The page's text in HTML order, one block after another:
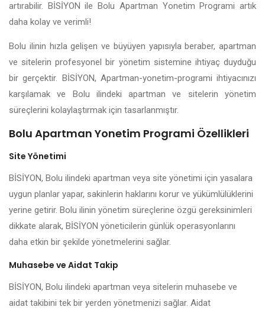
artırabilir. BİSİYON ile Bolu Apartman Yonetim Programi artık
daha kolay ve verimli!
Bolu ilinin hızla gelişen ve büyüyen yapısıyla beraber, apartman
ve sitelerin profesyonel bir yönetim sistemine ihtiyaç duyduğu
bir gerçektir. BİSİYON, Apartman-yonetim-programi ihtiyacınızı
karşılamak ve Bolu ilindeki apartman ve sitelerin yönetim
süreçlerini kolaylaştırmak için tasarlanmıştır.
Bolu Apartman Yonetim Programi Özellikleri
Site Yönetimi
BİSİYON, Bolu ilindeki apartman veya site yönetimi için yasalara
uygun planlar yapar, sakinlerin haklarını korur ve yükümlülüklerini
yerine getirir. Bolu ilinin yönetim süreçlerine özgü gereksinimleri
dikkate alarak, BİSİYON yöneticilerin günlük operasyonlarını
daha etkin bir şekilde yönetmelerini sağlar.
Muhasebe ve Aidat Takip
BİSİYON, Bolu ilindeki apartman veya sitelerin muhasebe ve
aidat takibini tek bir yerden yönetmenizi sağlar. Aidat